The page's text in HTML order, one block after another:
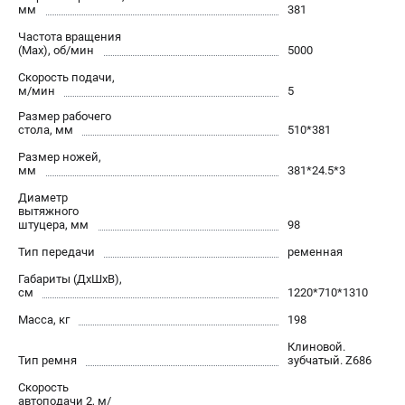
проспект Александровской Фермы, 29АЛ
Режим работы колл-центра:
пн-пт - с 9:00 до 18:00
мм
381
Частота вращения
(Max), об/мин
5000
Скорость подачи,
м/мин
5
Размер рабочего
стола, мм
510*381
Размер ножей,
мм
381*24.5*3
Диаметр
вытяжного
штуцера, мм
98
Тип передачи
ременная
Габариты (ДхШхВ),
см
1220*710*1310
Масса, кг
198
Тип ремня
Клиновой.
зубчатый. Z686
Скорость
автоподачи 2, м/